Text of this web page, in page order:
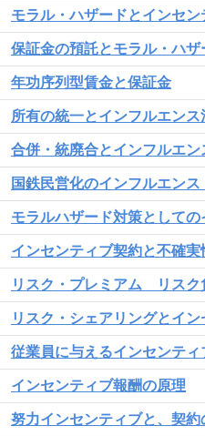
モラル・ハザードとインセン
保証金の預託とモラル・ハザ
年功序列型賃金と保証金
所有の統一とインフルエンス
合併・統廃合とインフルエン
国鉄民営化のインフルエンス
モラルハザード対策として
インセンティブ契約と不確実
リスク・プレミアム リスク
リスク・シェアリングとイ
従業員に与えるインセンティ
インセンティブ報酬の原理
努力インセンティブと、契約